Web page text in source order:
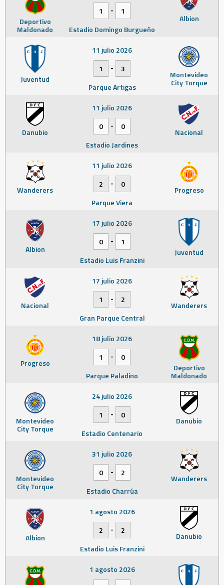
Deportivo
Maldonado
Albion
1
-
1
Estadio Domingo Burgueño
Juventud Montevideo
City Torque
11 julio 2026
1
-
3
Parque Artigas
Danubio Nacional
11 julio 2026
0
-
0
Estadio Jardines
Wanderers Progreso
11 julio 2026
2
-
0
Parque Viera
Albion Juventud
17 julio 2026
0
-
1
Estadio Luis Franzini
Nacional Wanderers
17 julio 2026
1
-
2
Gran Parque Central
Progreso Deportivo
Maldonado
18 julio 2026
1
-
0
Parque Paladino
Montevideo
City Torque
Danubio
24 julio 2026
1
-
0
Estadio Centenario
Montevideo
City Torque
Wanderers
31 julio 2026
0
-
2
Estadio Charrúa
Albion Danubio
1 agosto 2026
2
-
2
Estadio Luis Franzini
1 agosto 2026